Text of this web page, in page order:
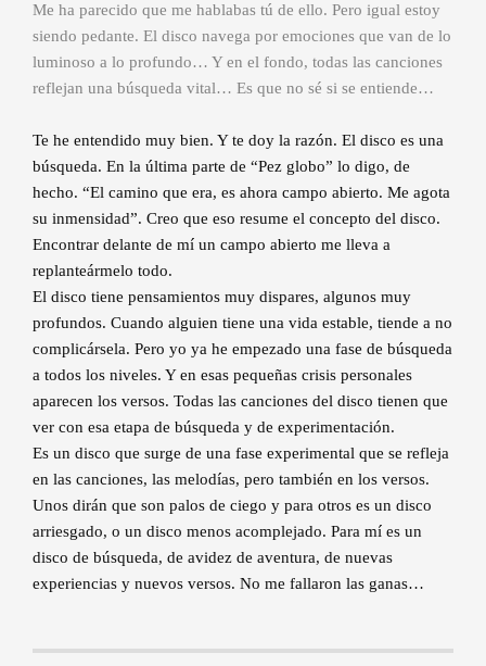
Me ha parecido que me hablabas tú de ello. Pero igual estoy
siendo pedante. El disco navega por emociones que van de lo
luminoso a lo profundo… Y en el fondo, todas las canciones
reflejan una búsqueda vital… Es que no sé si se entiende…
Te he entendido muy bien. Y te doy la razón. El disco es una
búsqueda. En la última parte de “Pez globo” lo digo, de
hecho. “El camino que era, es ahora campo abierto. Me agota
su inmensidad”. Creo que eso resume el concepto del disco.
Encontrar delante de mí un campo abierto me lleva a
replanteármelo todo.
El disco tiene pensamientos muy dispares, algunos muy
profundos. Cuando alguien tiene una vida estable, tiende a no
complicársela. Pero yo ya he empezado una fase de búsqueda
a todos los niveles. Y en esas pequeñas crisis personales
aparecen los versos. Todas las canciones del disco tienen que
ver con esa etapa de búsqueda y de experimentación.
Es un disco que surge de una fase experimental que se refleja
en las canciones, las melodías, pero también en los versos.
Unos dirán que son palos de ciego y para otros es un disco
arriesgado, o un disco menos acomplejado. Para mí es un
disco de búsqueda, de avidez de aventura, de nuevas
experiencias y nuevos versos. No me fallaron las ganas…